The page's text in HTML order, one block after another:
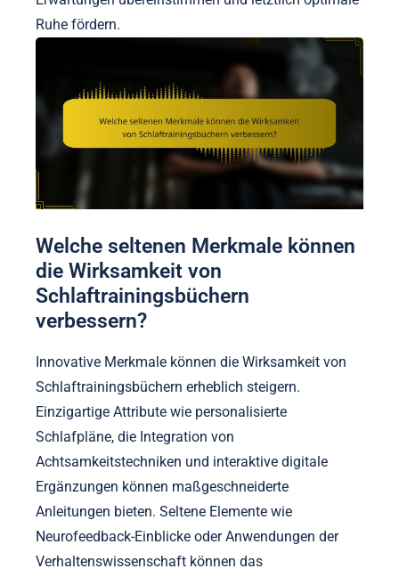
Ruhe fördern.
Welche seltenen Merkmale können
die Wirksamkeit von
Schlaftrainingsbüchern
verbessern?
Innovative Merkmale können die Wirksamkeit von
Schlaftrainingsbüchern erheblich steigern.
Einzigartige Attribute wie personalisierte
Schlafpläne, die Integration von
Achtsamkeitstechniken und interaktive digitale
Ergänzungen können maßgeschneiderte
Anleitungen bieten. Seltene Elemente wie
Neurofeedback-Einblicke oder Anwendungen der
Verhaltenswissenschaft können das